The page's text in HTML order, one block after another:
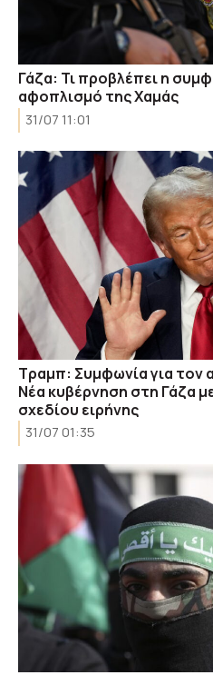
Γάζα: Τι προβλέπει η
αφοπλισμό της Χαμάς
31/07 11:01
Τραμπ: Συμφωνία για τον
Νέα κυβέρνηση στη Γάζα
σχεδίου ειρήνης
31/07 01:35